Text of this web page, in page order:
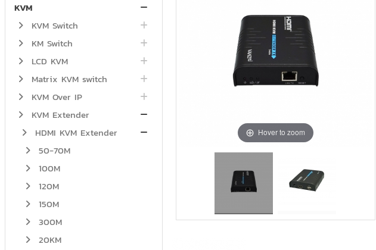
KVM
KVM Switch
KM Switch
LCD KVM
Matrix KVM switch
KVM Over IP
KVM Extender
HDMI KVM Extender
50-70M
100M
120M
150M
300M
20KM
Hover to zoom